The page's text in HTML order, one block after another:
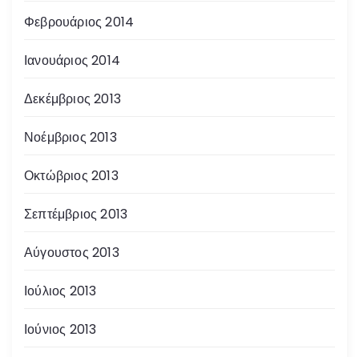
Φεβρουάριος 2014
Ιανουάριος 2014
Δεκέμβριος 2013
Νοέμβριος 2013
Οκτώβριος 2013
Σεπτέμβριος 2013
Αύγουστος 2013
Ιούλιος 2013
Ιούνιος 2013